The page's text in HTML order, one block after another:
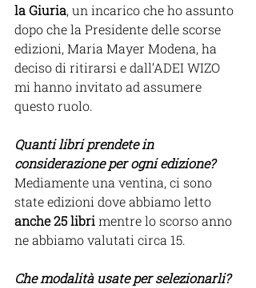
la Giuria, un incarico che ho assunto
dopo che la Presidente delle scorse
edizioni, Maria Mayer Modena, ha
deciso di ritirarsi e dall’ADEI WIZO
mi hanno invitato ad assumere
questo ruolo.
Quanti libri prendete in
considerazione per ogni edizione?
Mediamente una ventina, ci sono
state edizioni dove abbiamo letto
anche 25libri mentre lo scorso anno
ne abbiamo valutati circa 15.
Che modalità usate per selezionarli?